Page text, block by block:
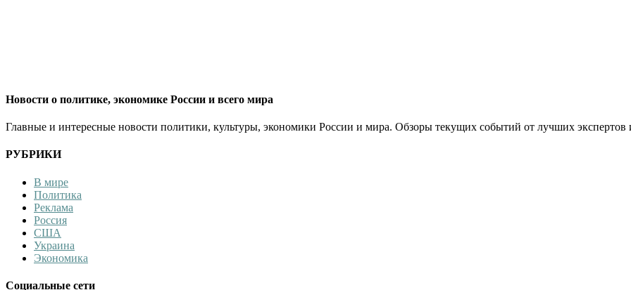
Новости о политике, экономике России и всего мира
Главные и интересные новости политики, культуры, экономики России и мира. Обзоры текущих событий от лучших экспертов
РУБРИКИ
В мире
Политика
Реклама
Россия
США
Украина
Экономика
Социальные сети